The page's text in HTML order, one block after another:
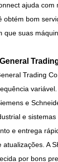
ajuda com
obtém bom
que suas
Trading
e
e
e entrega
atualizações. A
por bons